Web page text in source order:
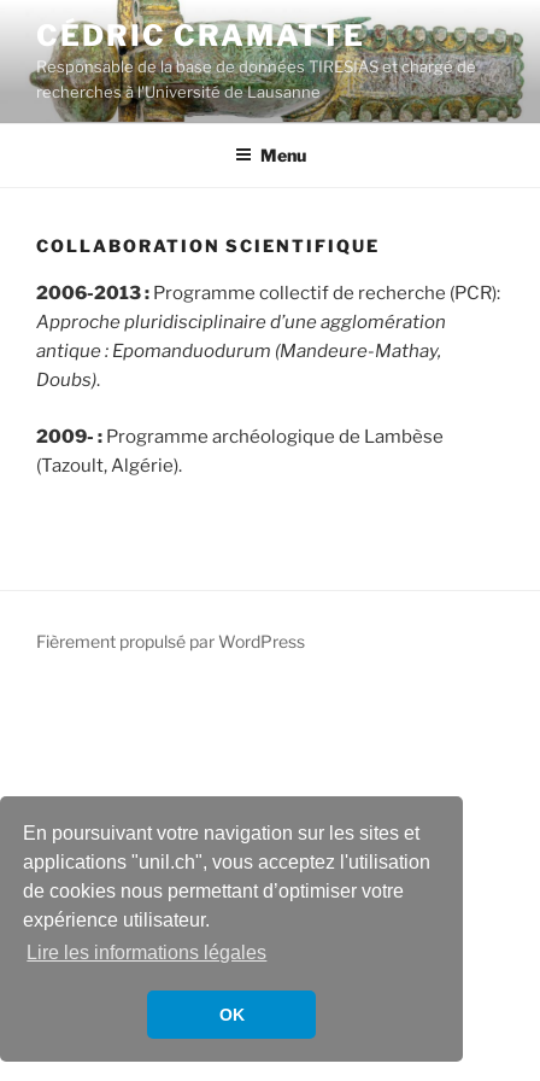
En poursuivant votre navigation sur les sites et
applications "unil.ch", vous acceptez l'utilisation
de cookies nous permettant d’optimiser votre
expérience utilisateur.
Lire les informations légales
OK
contenu
principal
CÉDRIC CRAMATTE
Responsable de la base de données TIRESIAS et chargé de
recherches à l'Université de Lausanne
Menu
COLLABORATION SCIENTIFIQUE
2006-2013 : Programme collectif de recherche (PCR):
Approche pluridisciplinaire d’une agglomération
antique : Epomanduodurum (Mandeure-Mathay,
Doubs).
2009- : Programme archéologique de Lambèse
(Tazoult, Algérie).
Fièrement propulsé par WordPress